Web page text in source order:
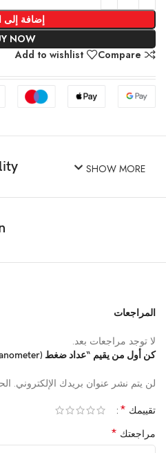
إضافة إلى
NOW
Compare
Add to wishlist
SHOW MORE
المراجعات
لا توجد مراجعات بعد.
كن أول من يقيم “عداد ضغط (Pressure Gauge / Manometer)”
لن يتم نشر عنوان بريدك الإلكتروني.
تقييمك *
مراجعتك *